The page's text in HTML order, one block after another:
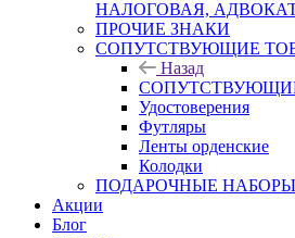
НАЛОГОВАЯ,
ПРОЧИЕ ЗНАКИ
СОПУТСТВУЮЩИЕ
Назад
Удостоверения
Футляры
Ленты орденские
Колодки
ПОДАРОЧНЫЕ НАБОРЫ
Акции
Блог